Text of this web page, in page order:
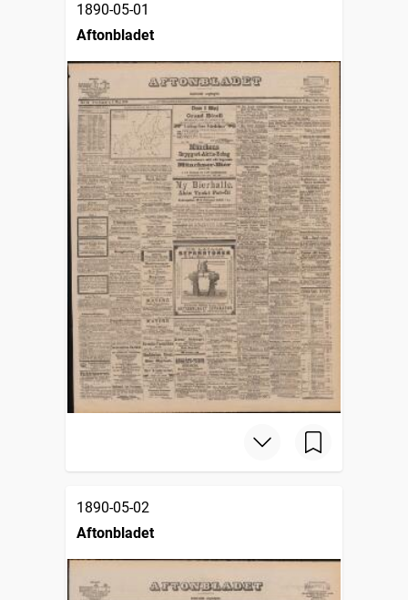
1890-05-01
Aftonbladet
1890-05-02
Aftonbladet